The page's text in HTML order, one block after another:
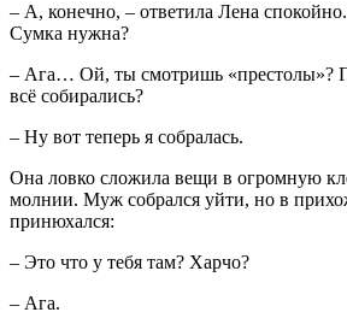
– А, конечно, – ответила Лена
Сумка нужна?
– Ага… Ой, ты смотришь «престолы»?
всё собирались?
– Ну вот теперь я собралась.
Она ловко сложила вещи в огромную
молнии. Муж собрался уйти, но в
принюхался:
– Это что у тебя там? Харчо?
– Ага.